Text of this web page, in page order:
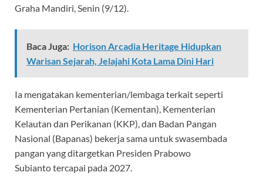
Graha Mandiri, Senin (9/12).
Baca Juga: Horison Arcadia Heritage Hidupkan
Warisan Sejarah, Jelajahi Kota Lama Dini Hari
Ia mengatakan kementerian/lembaga terkait seperti
Kementerian Pertanian (Kementan), Kementerian
Kelautan dan Perikanan (KKP), dan Badan Pangan
Nasional (Bapanas) bekerja sama untuk swasembada
pangan yang ditargetkan Presiden Prabowo
Subianto tercapai pada 2027.